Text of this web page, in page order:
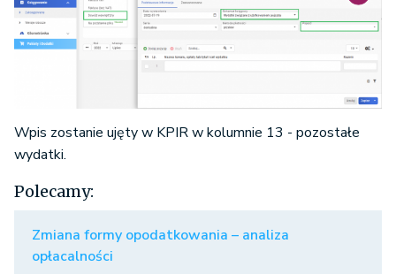
Wpis zostanie ujęty w KPIR w kolumnie 13 - pozostałe
wydatki.
Polecamy:
Zmiana formy opodatkowania – analiza
opłacalności